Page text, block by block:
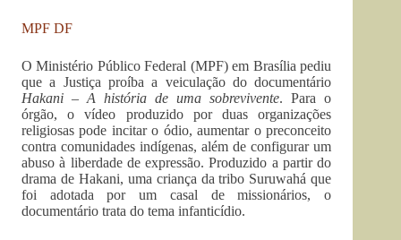
MPF DF
O Ministério Público Federal (MPF) em Brasília pediu
que a Justiça proíba a veiculação do documentário
Hakani – A história de uma sobrevivente. Para o
órgão, o vídeo produzido por duas organizações
religiosas pode incitar o ódio, aumentar o preconceito
contra comunidades indígenas, além de configurar um
abuso à liberdade de expressão. Produzido a partir do
drama de Hakani, uma criança da tribo Suruwahá que
foi adotada por um casal de missionários, o
documentário trata do tema infanticídio.